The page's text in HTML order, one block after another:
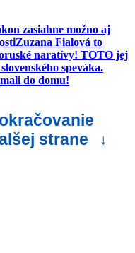
zasiahne možno aj
Zuzana Fialová to
naratívy! TOTO jej
speváka.
do domu!
strane
↓